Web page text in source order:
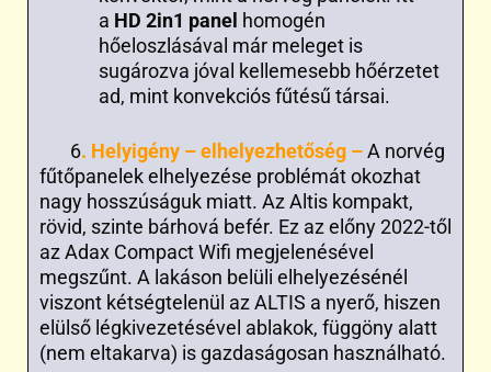
a HD 2in1 panel homogén
hőeloszlásával már meleget is
sugározva jóval kellemesebb hőérzetet
ad, mint konvekciós fűtésű társai.
6. Helyigény – elhelyezhetőség –A norvég
fűtőpanelek elhelyezése problémát okozhat
nagy hosszúságuk miatt. Az Altis kompakt,
rövid, szinte bárhová befér. Ez az előny 2022-től
az Adax Compact Wifi megjelenésével
megszűnt. A lakáson belüli elhelyezésénél
viszont kétségtelenül az ALTIS a nyerő, hiszen
elülső légkivezetésével ablakok, függöny alatt
(nem eltakarva) is gazdaságosan használható.